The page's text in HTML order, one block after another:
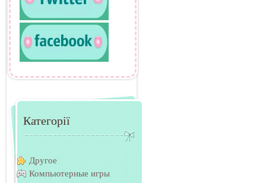
Категорії
Другое
Компьютерные игры